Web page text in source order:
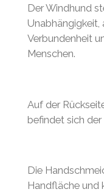
Der Windhund
Unabhängigkeit,
Verbundenheit
Menschen.
Auf der
befindet sich
Die
Handfläche und